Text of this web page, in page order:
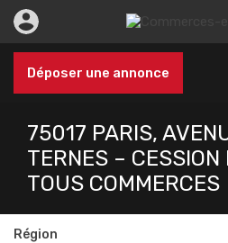
Déposer une annonce
75017 PARIS,
TERNES –
TOUS COMMERCES
Région